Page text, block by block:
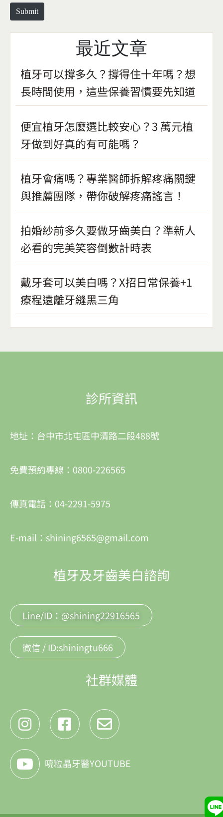
e
Submit
最近文章
植牙可以撐多久？撐得住十年嗎？想
長時間使用，這些保養習慣要先知道
便宜植牙怎麼選比較安心？3 萬元植
牙做到好真的有可能嗎？
植牙會痛嗎？專業醫師拆解疼痛關鍵
與推薦團隊，帶你破解疼痛謠言！
拍婚紗前多久要做牙齒美白？準新人
必看的完美笑容倒數計時表
戴牙套可以美白嗎？X招日常保養+1
療程遠離牙縫黑三角
診所資訊
地址：台中市北屯區中清路二段488號
免費預約專線：0800-226565
傳真電話：04-2291-5975
E-mail：shining6565@gmail.com
植牙及牙齒美白諮詢
Line/ID：@shining22916565
微信 / ID:shiningtu666
社群媒體
喨粒晶牙醫YOUTUBE